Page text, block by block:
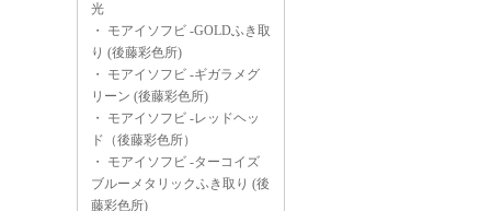
光
・ モアイソフビ -GOLDふき取
り (後藤彩色所)
・ モアイソフビ -ギガラメグ
リーン (後藤彩色所)
・ モアイソフビ -レッドヘッ
ド（後藤彩色所）
・ モアイソフビ -ターコイズ
ブルーメタリックふき取り (後
藤彩色所)